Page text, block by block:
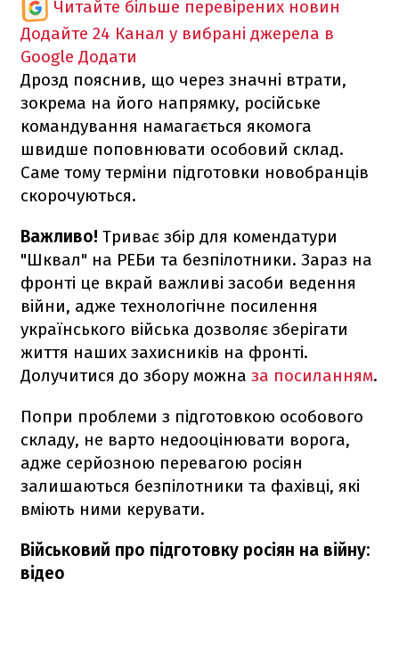
Читайте більше перевірених новин
Додайте 24 Канал у вибрані джерела в
Google Додати
Дрозд пояснив, що через значні втрати,
зокрема на його напрямку, російське
командування намагається якомога
швидше поповнювати особовий склад.
Саме тому терміни підготовки новобранців
скорочуються.
Важливо! Триває збір для комендатури
"Шквал" на РЕБи та безпілотники. Зараз на
фронті це вкрай важливі засоби ведення
війни, адже технологічне посилення
українського війська дозволяє зберігати
життя наших захисників на фронті.
Долучитися до збору можна за посиланням.
Попри проблеми з підготовкою особового
складу, не варто недооцінювати ворога,
адже серйозною перевагою росіян
залишаються безпілотники та фахівці, які
вміють ними керувати.
Військовий про підготовку росіян на війну:
відео